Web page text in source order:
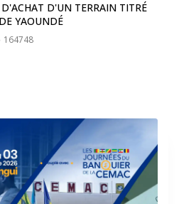
D'UN TERRAIN TITRÉ
YAOUNDÉ
164748